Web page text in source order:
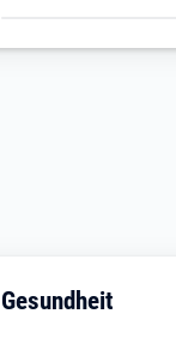
Gesundheit